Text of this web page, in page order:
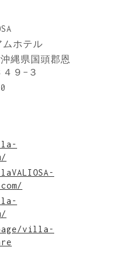
ムホテル
縄県国頭郡恩
９−３
villa-